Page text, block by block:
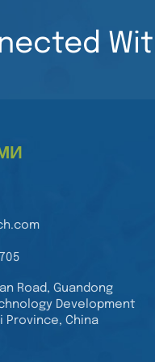
Road, Guandong
Development
Province, China